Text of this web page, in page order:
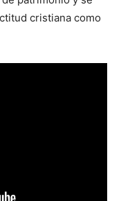
cristiana como